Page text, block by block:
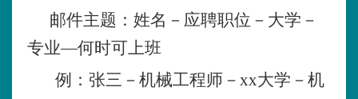
邮件主题：姓名－应聘职位－大学－
专业—何时可上班
例：张三－机械工程师－xx大学－机